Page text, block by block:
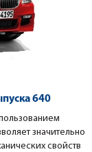
640
значительно
свойств